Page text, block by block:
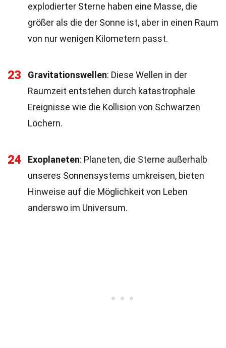
explodierter Sterne haben eine Masse, die
größer als die der Sonne ist, aber in einen Raum
von nur wenigen Kilometern passt.
23 Gravitationswellen: Diese Wellen in der
Raumzeit entstehen durch katastrophale
Ereignisse wie die Kollision von Schwarzen
Löchern.
24 Exoplaneten: Planeten, die Sterne außerhalb
unseres Sonnensystems umkreisen, bieten
Hinweise auf die Möglichkeit von Leben
anderswo im Universum.